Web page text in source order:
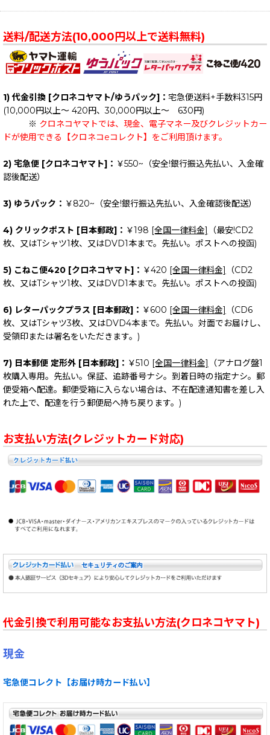
送料/配送方法(10,000円以上で送料無料)
1) 代金引換 [クロネコヤマト/ゆうパック]： 宅急便送料+手数料315円
(10,000円以上～ 420円、30,000円以上～ 630円)
※ クロネコヤマトでは、現金、電子マネー及びクレジットカー
ドが使用できる【クロネコeコレクト】をご利用頂けます。
2) 宅急便 [クロネコヤマト]： ￥550~（安全!銀行振込先払い、入金確
認後配送）
3) ゆうパック： ￥820~（安全!銀行振込先払い、入金確認後配送）
4) クリックポスト [日本郵政]： ￥198 [全国一律料金]
（最安!CD2
枚、又はTシャツ1枚、又はDVD1本まで。先払い。ポストへの投函)
5) こねこ便420 [クロネコヤマト]： ￥420 [全国一律料金]
（CD2
枚、又はTシャツ1枚、又はDVD1本まで。先払い。ポストへの投函)
6) レターパックプラス [日本郵政]： ￥600 [全国一律料金]
（CD6
枚、又はTシャツ3枚、又はDVD4本まで。先払い。対面でお届けし、
受領印または署名をいただきます。)
7) 日本郵便 定形外 [日本郵政]： ￥510 [全国一律料金]
（アナログ盤1
枚購入専用。先払い。保証、追跡番号ナシ。到着日時の指定ナシ。郵
便受箱へ配達。郵便受箱に入らない場合は、不在配達通知書を差し入
れた上で、配達を行う郵便局へ持ち戻ります。)
お支払い方法(クレジットカード対応)
代金引換で利用可能なお支払い方法(クロネコヤマト)
現金
宅急便コレクト【お届け時カード払い】